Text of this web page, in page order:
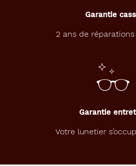
Garantie
2 ans de
Garantie
Votre lunetier